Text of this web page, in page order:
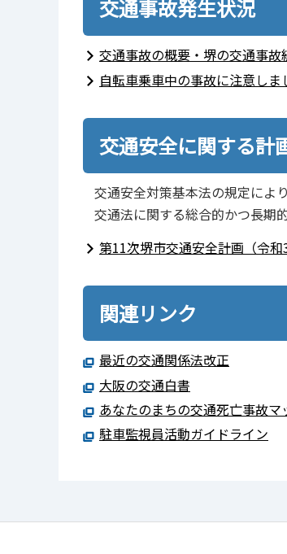
交通事故発生状況
交通事故の概要・堺の交通事故
自転車乗車中の事故に注意しま
交通安全に関する計
交通安全対策基本法の規定によ
交通法に関する総合的かつ長期
第11次堺市交通安全計画（令和
関連リンク
最近の交通関係法改正
大阪の交通白書
あなたのまちの交通死亡事故
駐車監視員活動ガイドライン